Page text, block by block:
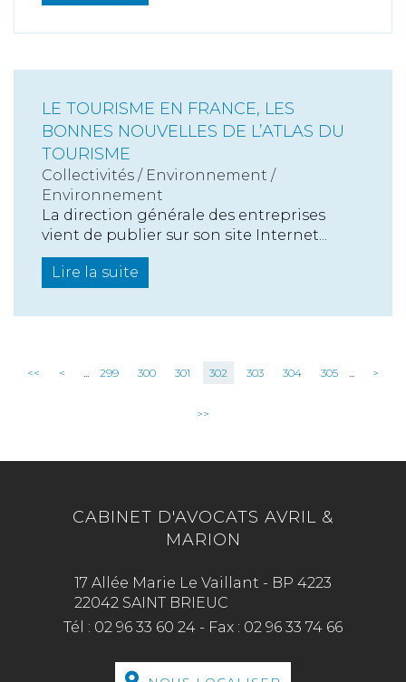
LE TOURISME EN FRANCE, LES
BONNES NOUVELLES DE L’ATLAS DU
TOURISME
Collectivités / Environnement /
Environnement
La direction générale des entreprises
vient de publier sur son site Internet...
Lire la suite
<< < ... 299 300 301 302 303 304 305 ... >
>>
CABINET D'AVOCATS AVRIL &
MARION
17 Allée Marie Le Vaillant - BP 4223
22042 SAINT BRIEUC
Tél : 02 96 33 60 24 - Fax : 02 96 33 74 66